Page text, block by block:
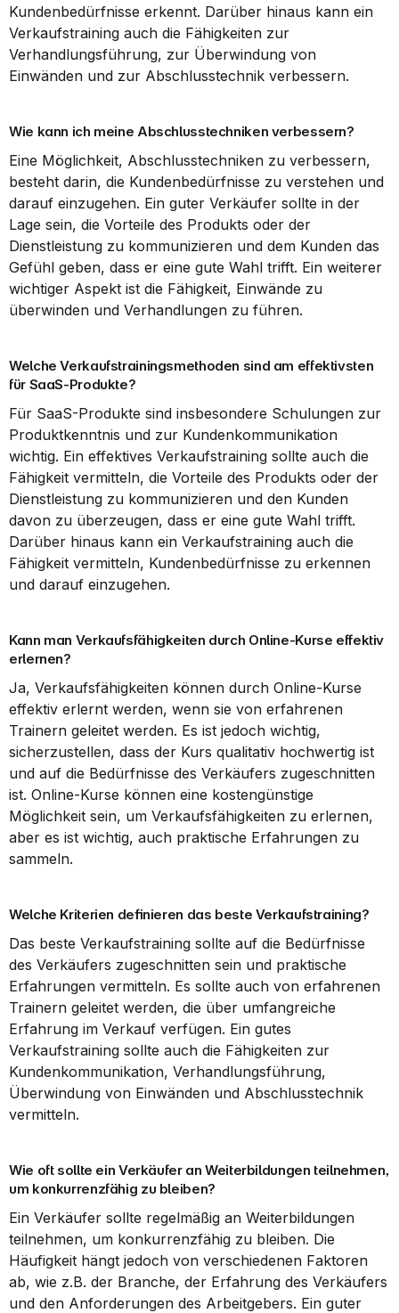
Kundenbedürfnisse erkennt. Darüber hinaus kann ein
Verkaufstraining auch die Fähigkeiten zur
Verhandlungsführung, zur Überwindung von
Einwänden und zur Abschlusstechnik verbessern.
Wie kann ich meine Abschlusstechniken verbessern?
Eine Möglichkeit, Abschlusstechniken zu verbessern,
besteht darin, die Kundenbedürfnisse zu verstehen und
darauf einzugehen. Ein guter Verkäufer sollte in der
Lage sein, die Vorteile des Produkts oder der
Dienstleistung zu kommunizieren und dem Kunden das
Gefühl geben, dass er eine gute Wahl trifft. Ein weiterer
wichtiger Aspekt ist die Fähigkeit, Einwände zu
überwinden und Verhandlungen zu führen.
Welche Verkaufstrainingsmethoden sind am effektivsten
für SaaS-Produkte?
Für SaaS-Produkte sind insbesondere Schulungen zur
Produktkenntnis und zur Kundenkommunikation
wichtig. Ein effektives Verkaufstraining sollte auch die
Fähigkeit vermitteln, die Vorteile des Produkts oder der
Dienstleistung zu kommunizieren und den Kunden
davon zu überzeugen, dass er eine gute Wahl trifft.
Darüber hinaus kann ein Verkaufstraining auch die
Fähigkeit vermitteln, Kundenbedürfnisse zu erkennen
und darauf einzugehen.
Kann man Verkaufsfähigkeiten durch Online-Kurse effektiv
erlernen?
Ja, Verkaufsfähigkeiten können durch Online-Kurse
effektiv erlernt werden, wenn sie von erfahrenen
Trainern geleitet werden. Es ist jedoch wichtig,
sicherzustellen, dass der Kurs qualitativ hochwertig ist
und auf die Bedürfnisse des Verkäufers zugeschnitten
ist. Online-Kurse können eine kostengünstige
Möglichkeit sein, um Verkaufsfähigkeiten zu erlernen,
aber es ist wichtig, auch praktische Erfahrungen zu
sammeln.
Welche Kriterien definieren das beste Verkaufstraining?
Das beste Verkaufstraining sollte auf die Bedürfnisse
des Verkäufers zugeschnitten sein und praktische
Erfahrungen vermitteln. Es sollte auch von erfahrenen
Trainern geleitet werden, die über umfangreiche
Erfahrung im Verkauf verfügen. Ein gutes
Verkaufstraining sollte auch die Fähigkeiten zur
Kundenkommunikation, Verhandlungsführung,
Überwindung von Einwänden und Abschlusstechnik
vermitteln.
Wie oft sollte ein Verkäufer an Weiterbildungen teilnehmen,
um konkurrenzfähig zu bleiben?
Ein Verkäufer sollte regelmäßig an Weiterbildungen
teilnehmen, um konkurrenzfähig zu bleiben. Die
Häufigkeit hängt jedoch von verschiedenen Faktoren
ab, wie z.B. der Branche, der Erfahrung des Verkäufers
und den Anforderungen des Arbeitgebers. Ein guter